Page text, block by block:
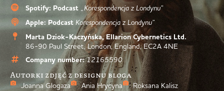
Spotify: Podcast „Korespondencja z Londynu”
Apple: Podcast Korespondencja z Londynu”
Marta Dziok-Kaczyńska, Ellarion Cybernetics Ltd.
86-90 Paul Street, London, England, EC2A 4NE
Company number: 12165590
Autorki zdjęć z designu bloga
Joanna Glogaza Ania Hrycyna
Roksana Kalisz